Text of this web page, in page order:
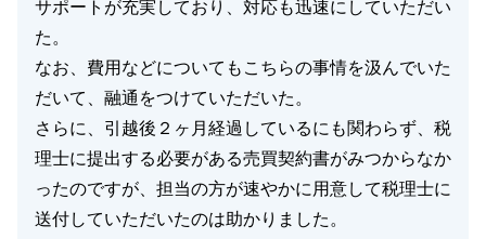
サポートが充実しており、対応も迅速にしていただい
た。
なお、費用などについてもこちらの事情を汲んでいた
だいて、融通をつけていただいた。
さらに、引越後２ヶ月経過しているにも関わらず、税
理士に提出する必要がある売買契約書がみつからなか
ったのですが、担当の方が速やかに用意して税理士に
送付していただいたのは助かりました。